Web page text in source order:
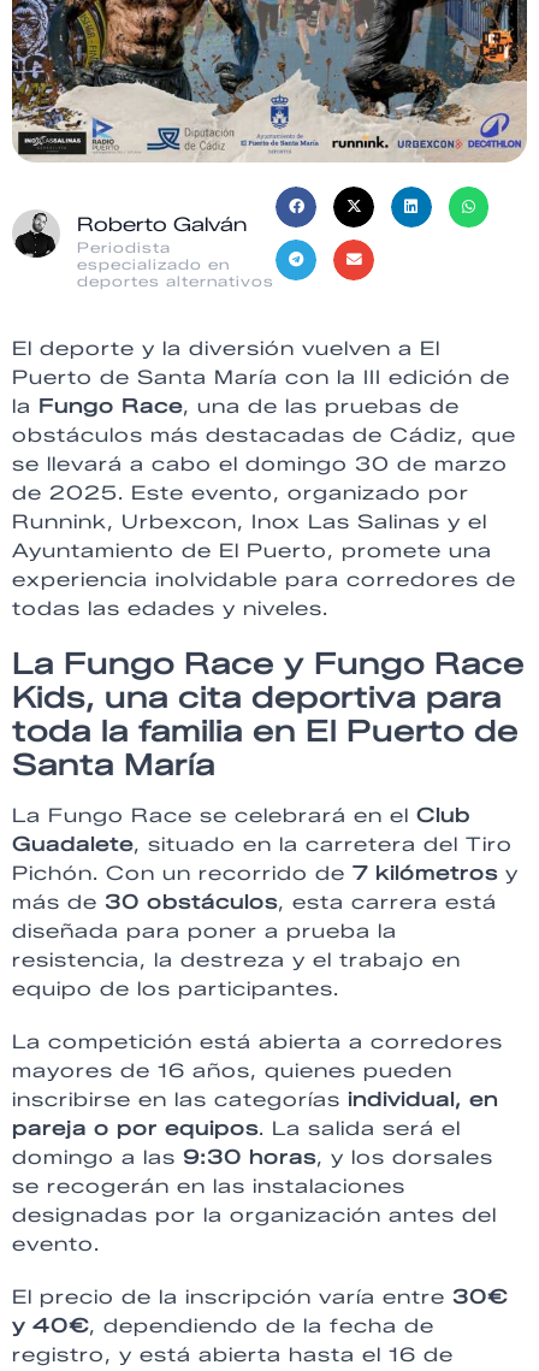
Roberto Galván
Periodista
especializado en
deportes alternativos
El deporte y la diversión vuelven a El
Puerto de Santa María con la III edición de
la Fungo Race, una de las pruebas de
obstáculos más destacadas de Cádiz, que
se llevará a cabo el domingo 30 de marzo
de 2025. Este evento, organizado por
Runnink, Urbexcon, Inox Las Salinas y el
Ayuntamiento de El Puerto, promete una
experiencia inolvidable para corredores de
todas las edades y niveles.
La Fungo Race y Fungo Race
Kids, una cita deportiva para
toda la familia en El Puerto de
Santa María
La Fungo Race se celebrará en el Club
Guadalete, situado en la carretera del Tiro
Pichón. Con un recorrido de 7 kilómetros y
más de 30 obstáculos, esta carrera está
diseñada para poner a prueba la
resistencia, la destreza y el trabajo en
equipo de los participantes.
La competición está abierta a corredores
mayores de 16 años, quienes pueden
inscribirse en las categorías individual, en
pareja o por equipos. La salida será el
domingo a las 9:30 horas, y los dorsales
se recogerán en las instalaciones
designadas por la organización antes del
evento.
El precio de la inscripción varía entre 30€
y 40€, dependiendo de la fecha de
registro, y está abierta hasta el 16 de